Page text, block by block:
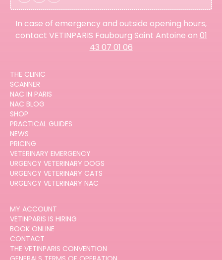
In case of emergency and outside opening hours,
contact VETINPARIS Faubourg Saint Antoine on 01
43 07 01 06
THE CLINIC
SCANNER
NAC IN PARIS
NAC BLOG
SHOP
PRACTICAL GUIDES
NEWS
PRICING
VETERINARY EMERGENCY
URGENCY VETERINARY DOGS
URGENCY VETERINARY CATS
URGENCY VETERINARY NAC
MY ACCOUNT
VETINPARIS IS HIRING
BOOK ONLINE
CONTACT
THE VETINPARIS CONVENTION